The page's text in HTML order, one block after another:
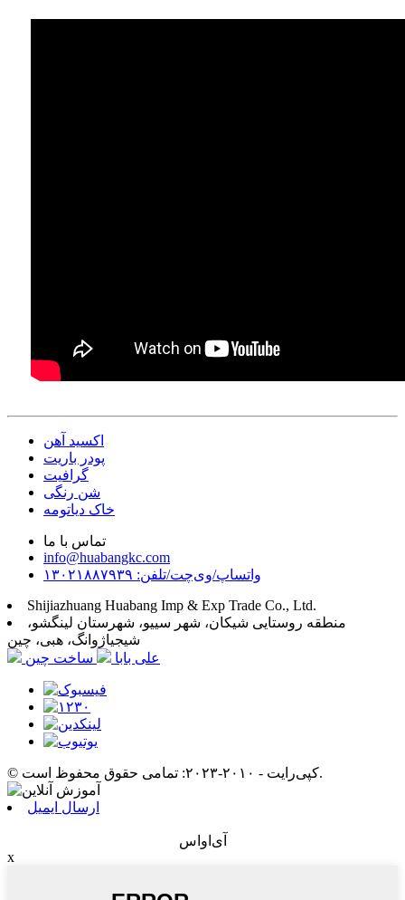
اکسید آهن
پودر باریت
گرافیت
شن رنگی
خاک دیاتومه
تماس با ما
info@huabangkc.com
واتساپ/وی‌چت/تلفن: ۱۳۰۲۱۸۸۷۹۳۹
Shijiazhuang Huabang Imp & Exp Trade Co., Ltd.
منطقه روستایی شیکان، شهر سییو، شهرستان لینگشو،
شیجیاژوانگ، هبی، چین
علی بابا
ساخت چین
© کپی‌رایت - ۲۰۱۰-۲۰۲۳: تمامی حقوق محفوظ است.
ارسال ایمیل
آی‌او‌اس
x